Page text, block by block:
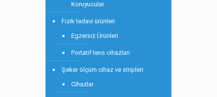
Koruyucular
Fizik tedavi ürünleri
Egzersiz Ürünleri
Portatif tens cihazları
Şeker ölçüm cihaz ve stripleri
Cihazlar